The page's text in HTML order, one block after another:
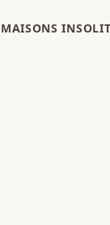
MAISONS